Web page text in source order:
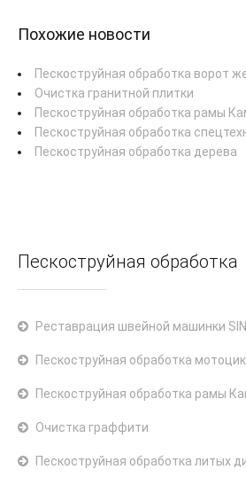
Похожие новости
Пескоструйная обработка ворот
Очистка гранитной плитки
Пескоструйная обработка рамы
Пескоструйная обработка
Пескоструйная обработка дерева
Пескоструйная обработка
Реставрация швейной машинки
Пескоструйная обработка
Пескоструйная обработка рамы
Очистка граффити
Пескоструйная обработка литых